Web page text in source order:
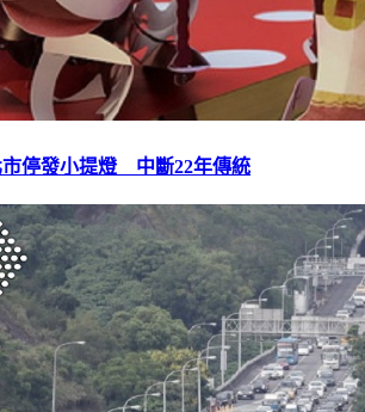
市停發小提燈 中斷22年傳統